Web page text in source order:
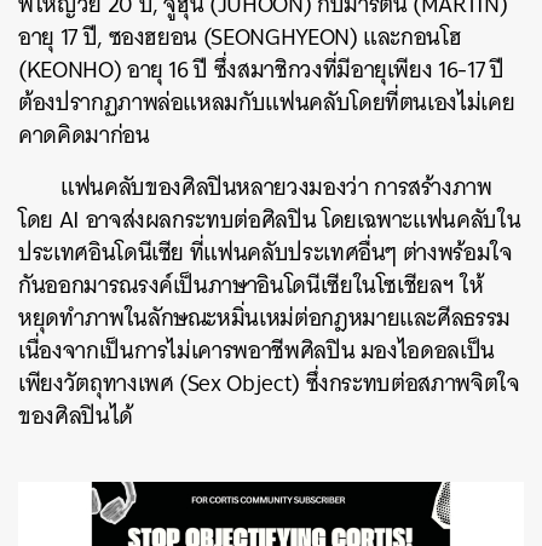
อายุ 17 ปี,ซองฮยอน (SEONGHYEON) และกอนโฮ
(KEONHO) อายุ 16 ปี ซึ่งสมาชิกวงที่มีอายุเพียง 16-17 ปี
ต้องปรากฏภาพล่อแหลมกับแฟนคลับโดยที่ตนเองไม่เคย
คาดคิดมาก่อน
แฟนคลับของศิลปินหลายวงมองว่า การสร้างภาพ
โดย AI อาจส่งผลกระทบต่อศิลปิน โดยเฉพาะแฟนคลับใน
ประเทศอินโดนีเซีย ที่แฟนคลับประเทศอื่นๆ ต่างพร้อมใจ
กันออกมารณรงค์เป็นภาษาอินโดนีเซียในโซเชียลฯ ให้
หยุดทำภาพในลักษณะหมิ่นเหม่ต่อกฎหมายและศีลธรรม
เนื่องจากเป็นการไม่เคารพอาชีพศิลปิน มองไอดอลเป็น
เพียงวัตถุทางเพศ (Sex Object) ซึ่งกระทบต่อสภาพจิตใจ
ของศิลปินได้
SHARE TWEET LINE EMAIL